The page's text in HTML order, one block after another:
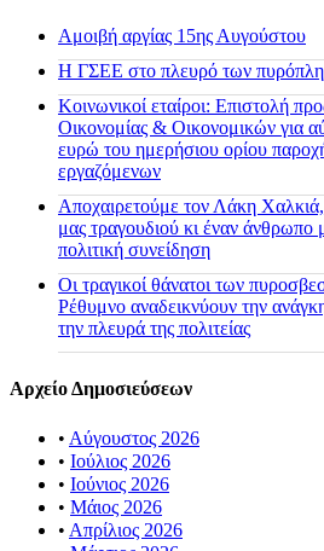
Αμοιβή αργίας 15ης Αυγούστου
H ΓΣΕΕ στο πλευρό των
Κοινωνικοί εταίροι: Επιστολή
Οικονομίας & Οικονομικών για
ευρώ του ημερήσιου ορίου
εργαζόμενων
Αποχαιρετούμε τον Λάκη
μας τραγουδιού κι έναν άνθρωπο
πολιτική συνείδηση
Οι τραγικοί θάνατοι των
Ρέθυμνο αναδεικνύουν την
την πλευρά της πολιτείας
Αρχείο Δημοσιεύσεων
• Αύγουστος 2026
• Ιούλιος 2026
• Ιούνιος 2026
• Μάιος 2026
• Απρίλιος 2026